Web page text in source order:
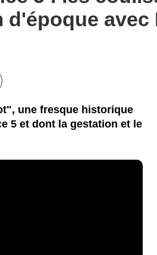
avec
cet article
une fresque historique
5 et dont la gestation et le